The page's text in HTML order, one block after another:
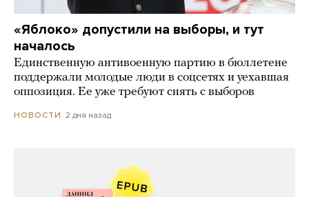
«Яблоко» допустили на выборы, и тут
началось
Единственную антивоенную партию в бюллетене
поддержали молодые люди в соцсетях и уехавшая
оппозиция. Ее уже требуют снять с выборов
НОВОСТИ 2 дня назад